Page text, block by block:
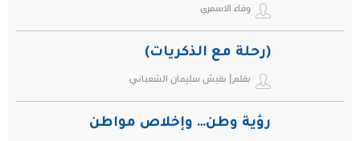
وفاء الاسمري
(رحلة مع الذكريات)
بقلم| بقيش سليمان الشعباني
رؤية وطن… وإخلاص مواطن